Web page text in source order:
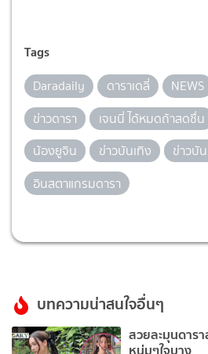
Tags
Daradaily ดาราเดลี่ NEWS
ข่าวดารา
เจนนี่ ได้หมดถ้าสดชื่น
น้องยูจิน
ข่าวบันเทิง ข่าวบั
อินสตาแกรมดารา
บทความน่าสนใจอื่นๆ
สวยละมุนดาร
หนุ่มๆใจบาง